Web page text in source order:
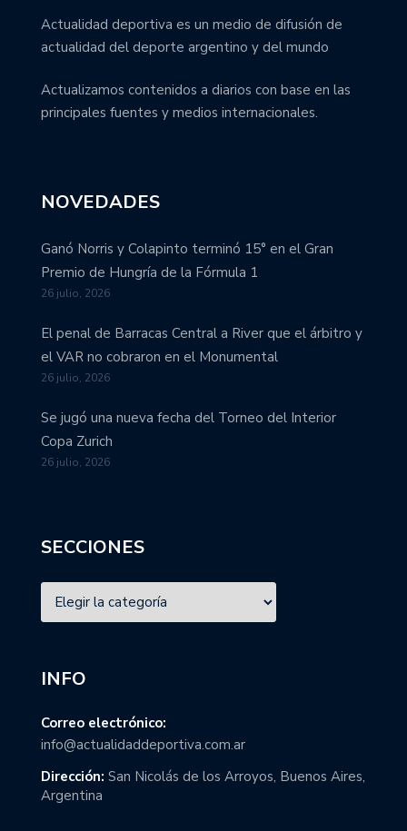
Actualidad deportiva es un medio de difusión de
actualidad del deporte argentino y del mundo
Actualizamos contenidos a diarios con base en las
principales fuentes y medios internacionales.
NOVEDADES
Ganó Norris y Colapinto terminó 15° en el Gran
Premio de Hungría de la Fórmula 1
26 julio, 2026
El penal de Barracas Central a River que el árbitro y
el VAR no cobraron en el Monumental
26 julio, 2026
Se jugó una nueva fecha del Torneo del Interior
Copa Zurich
26 julio, 2026
SECCIONES
INFO
Correo electrónico:
info@actualidaddeportiva.com.ar
Dirección: San Nicolás de los Arroyos, Buenos Aires,
Argentina